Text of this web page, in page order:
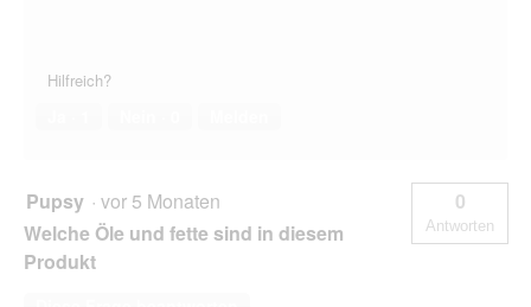
Hilfreich?
Pupsy · vor 5 Monaten
Welche Öle und fette sind in diesem
Produkt
0
Antworten